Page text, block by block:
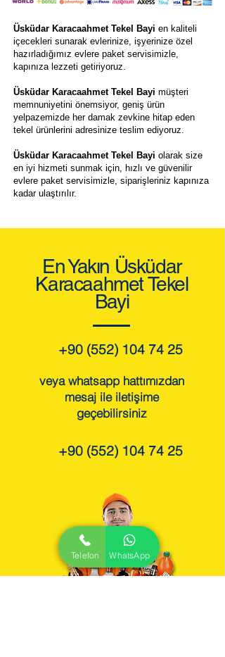
Üsküdar Karacaahmet Tekel Bayi en kaliteli
içecekleri sunarak evlerinize, işyerinize özel
hazırladığımız evlere paket servisimizle,
kapınıza lezzeti getiriyoruz.
Üsküdar Karacaahmet Tekel Bayi müşteri
memnuniyetini önemsiyor, geniş ürün
yelpazemizde her damak zevkine hitap eden
tekel ürünlerini adresinize teslim ediyoruz.
Üsküdar Karacaahmet Tekel Bayi olarak size
en iyi hizmeti sunmak için, hızlı ve güvenilir
evlere paket servisimizle, siparişleriniz kapınıza
kadar ulaştırılır.
En Yakın Üsküdar
Karacaahmet Tekel
Bayi
+90 (552) 104 74 25
veya whatsapp hattımızdan
mesaj ile iletişime
geçebilirsiniz
+90 (552) 104 74 25
Telefon WhatsApp